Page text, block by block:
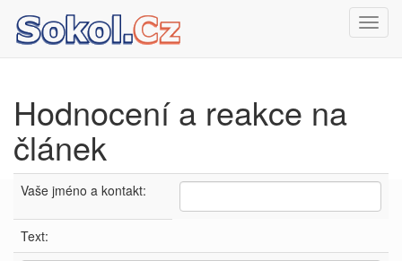
Hodnocení a reakce na
článek
Vaše jméno a kontakt:
Text: